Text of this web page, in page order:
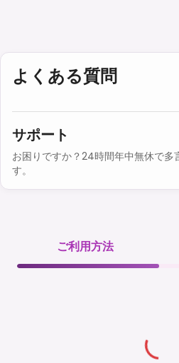
よくある質問
サポート
お困りですか？24時間年中無休で多
す。
ご利用方法